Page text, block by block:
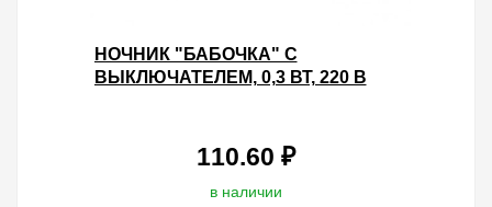
НОЧНИК "БАБОЧКА" С
ВЫКЛЮЧАТЕЛЕМ, 0,3 ВТ, 220 В
110.60 ₽
в наличии